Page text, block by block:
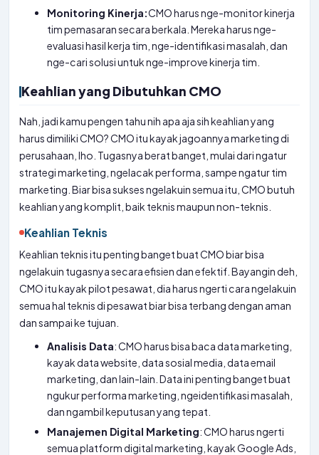
Monitoring Kinerja:CMO harus nge-monitor kinerja
tim pemasaran secara berkala. Mereka harus nge-
evaluasi hasil kerja tim, nge-identifikasi masalah, dan
nge-cari solusi untuk nge-improve kinerja tim.
Keahlian yang Dibutuhkan CMO
Nah, jadi kamu pengen tahu nih apa aja sih keahlian yang
harus dimiliki CMO? CMO itu kayak jagoannya marketing di
perusahaan, lho. Tugasnya berat banget, mulai dari ngatur
strategi marketing, ngelacak performa, sampe ngatur tim
marketing. Biar bisa sukses ngelakuin semua itu, CMO butuh
keahlian yang komplit, baik teknis maupun non-teknis.
Keahlian Teknis
Keahlian teknis itu penting banget buat CMO biar bisa
ngelakuin tugasnya secara efisien dan efektif. Bayangin deh,
CMO itu kayak pilot pesawat, dia harus ngerti cara ngelakuin
semua hal teknis di pesawat biar bisa terbang dengan aman
dan sampai ke tujuan.
Analisis Data: CMO harus bisa baca data marketing,
kayak data website, data sosial media, data email
marketing, dan lain-lain. Data ini penting banget buat
ngukur performa marketing, ngeidentifikasi masalah,
dan ngambil keputusan yang tepat.
Manajemen Digital Marketing: CMO harus ngerti
semua platform digital marketing, kayak Google Ads,